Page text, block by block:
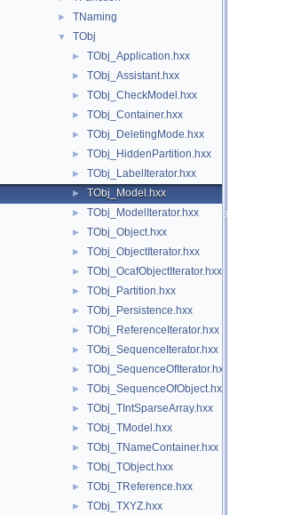
► TNaming
▼ TObj
► TObj_Application.hxx
► TObj_Assistant.hxx
► TObj_CheckModel.hxx
► TObj_Container.hxx
► TObj_DeletingMode.hxx
► TObj_HiddenPartition.hxx
► TObj_LabelIterator.hxx
► TObj_Model.hxx
► TObj_ModelIterator.hxx
► TObj_Object.hxx
► TObj_ObjectIterator.hxx
► TObj_OcafObjectIterator.hxx
► TObj_Partition.hxx
► TObj_Persistence.hxx
► TObj_ReferenceIterator.hxx
► TObj_SequenceIterator.hxx
► TObj_SequenceOfIterator.hxx
► TObj_SequenceOfObject.hxx
► TObj_TIntSparseArray.hxx
► TObj_TModel.hxx
► TObj_TNameContainer.hxx
► TObj_TObject.hxx
► TObj_TReference.hxx
► TObj_TXYZ.hxx